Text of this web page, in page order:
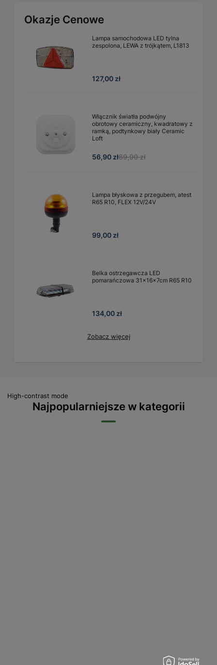
Okazje Cenowe
Lampa samochodowa LED tylna
zespolona, LEWA z trójkątem, L1813
127,00 zł
Włącznik światła podwójny
obrotowy ceramiczny, kwadratowy z
ramką, podtynkowy biały Ceramic
Loft
56,90 zł89,90 zł
Lampa błyskowa z przegubem, atest
R65 R10, FLEX 12V/24V
99,00 zł
Belka ostrzegawcza LED
pomarańczowa 31x16x7cm R65 R10
134,00 zł
Zobacz więcej
High-contrast mode
Najpopularniejsze w kategorii